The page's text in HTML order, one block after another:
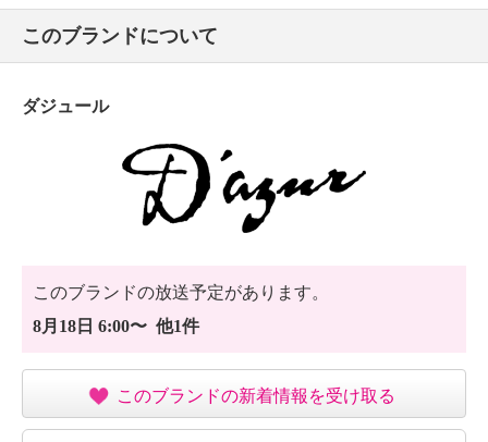
このブランドについて
ダジュール
このブランドの放送予定があります。
8月18日 6:00〜 他1件
このブランドの新着情報を受け取る